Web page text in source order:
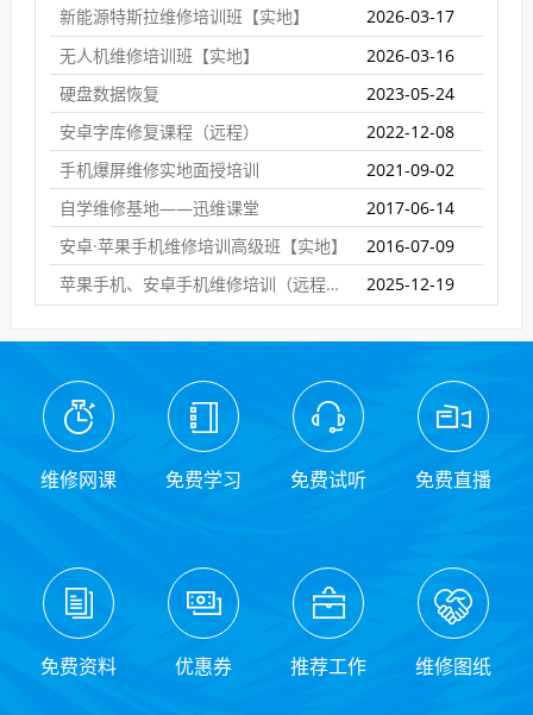
新能源特斯拉维修培训班【实地】
2026-03-17
无人机维修培训班【实地】
2026-03-16
硬盘数据恢复
2023-05-24
安卓字库修复课程（远程）
2022-12-08
手机爆屏维修实地面授培训
2021-09-02
自学维修基地——迅维课堂
2017-06-14
安卓·苹果手机维修培训高级班【实地】
2016-07-09
苹果手机、安卓手机维修培训（远程网络班）
2025-12-19
维修网课 免费学习 免费试听 免费直播
免费资料 优惠券 推荐工作 维修图纸